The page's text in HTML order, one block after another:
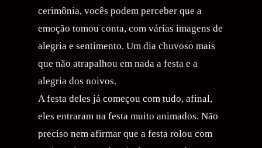
cerimônia, vocês podem perceber que a
emoção tomou conta, com várias imagens de
alegria e sentimento. Um dia chuvoso mais
que não atrapalhou em nada a festa e a
alegria dos noivos.
A festa deles já começou com tudo, afinal,
eles entraram na festa muito animados. Não
preciso nem afirmar que a festa rolou com